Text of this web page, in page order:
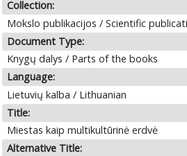
Collection:
Mokslo publikacijos / Scientific
Document Type:
Knygų dalys / Parts of the books
Language:
Lietuvių kalba / Lithuanian
Title:
Miestas kaip multikultūrinė erdvė
Alternative Title: